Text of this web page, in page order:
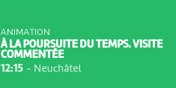
ANIMATION
À LA POURSUITE DU TEMPS. VISITE
COMMENTÉE
12:15 - Neuchâtel